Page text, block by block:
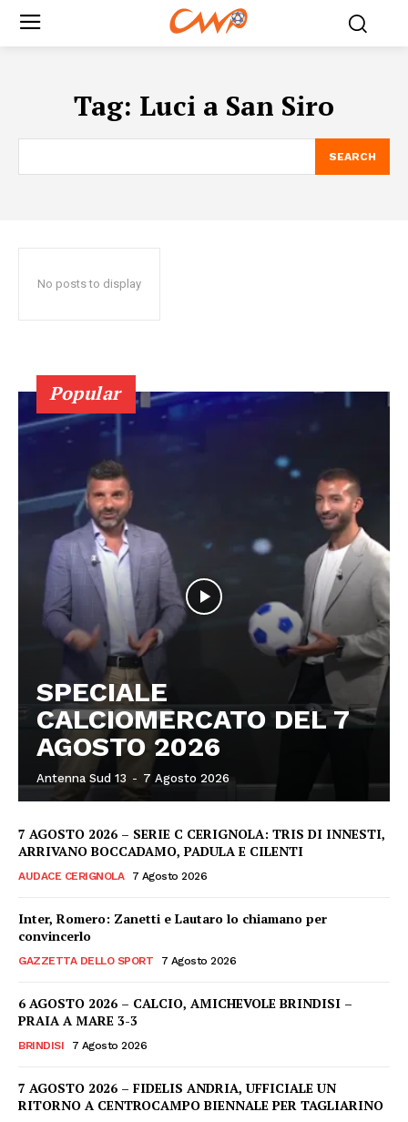
Tag: Luci a San Siro
SEARCH
No posts to display
Popular
SPECIALE
CALCIOMERCATO DEL 7
AGOSTO 2026
Antenna Sud 13 - 7 Agosto 2026
7 AGOSTO 2026 – SERIE C CERIGNOLA: TRIS DI INNESTI,
ARRIVANO BOCCADAMO, PADULA E CILENTI
AUDACE CERIGNOLA 7 Agosto 2026
Inter, Romero: Zanetti e Lautaro lo chiamano per
convincerlo
GAZZETTA DELLO SPORT 7 Agosto 2026
6 AGOSTO 2026 – CALCIO, AMICHEVOLE BRINDISI –
PRAIA A MARE 3-3
BRINDISI 7 Agosto 2026
7 AGOSTO 2026 – FIDELIS ANDRIA, UFFICIALE UN
RITORNO A CENTROCAMPO BIENNALE PER TAGLIARINO